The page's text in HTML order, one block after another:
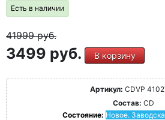
Есть в наличии
41999руб.
3499 руб. В корзину
Артикул: CDVP
Состав: CD
Состояние: Новое.